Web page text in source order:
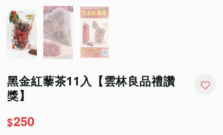
黑金紅藜茶11入【雲林良品禮讚
獎】
$250